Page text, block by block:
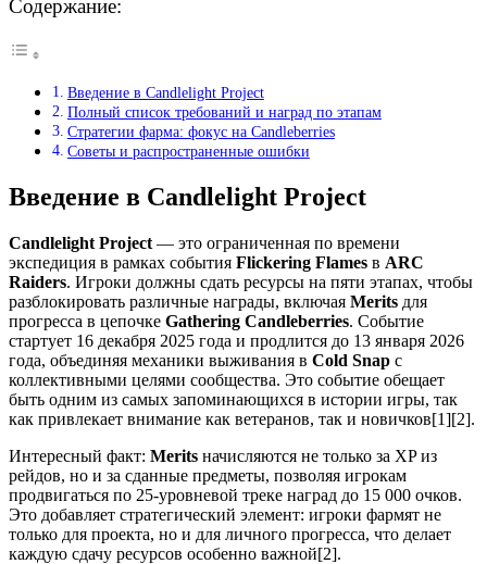
Содержание:
Введение в Candlelight Project
Полный список требований и наград по этапам
Стратегии фарма: фокус на Candleberries
Советы и распространенные ошибки
Введение в Candlelight Project
Candlelight Project — это ограниченная по времени
экспедиция в рамках события Flickering Flames в ARC
Raiders. Игроки должны сдать ресурсы на пяти этапах, чтобы
разблокировать различные награды, включая Merits для
прогресса в цепочке Gathering Candleberries. Событие
стартует 16 декабря 2025 года и продлится до 13 января 2026
года, объединяя механики выживания в Cold Snap с
коллективными целями сообщества. Это событие обещает
быть одним из самых запоминающихся в истории игры, так
как привлекает внимание как ветеранов, так и новичков[1][2].
Интересный факт: Merits начисляются не только за XP из
рейдов, но и за сданные предметы, позволяя игрокам
продвигаться по 25-уровневой треке наград до 15 000 очков.
Это добавляет стратегический элемент: игроки фармят не
только для проекта, но и для личного прогресса, что делает
каждую сдачу ресурсов особенно важной[2].